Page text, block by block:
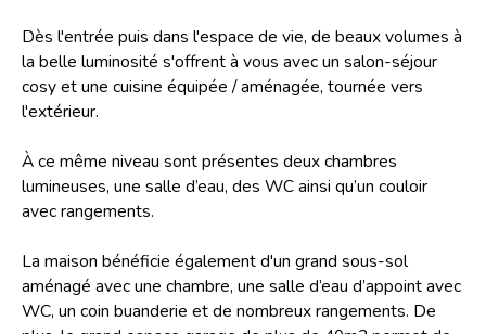
Dès l'entrée puis dans l'espace de vie, de beaux volumes à
la belle luminosité s'offrent à vous avec un salon-séjour
cosy et une cuisine équipée / aménagée, tournée vers
l'extérieur.
À ce même niveau sont présentes deux chambres
lumineuses, une salle d’eau, des WC ainsi qu’un couloir
avec rangements.
La maison bénéficie également d'un grand sous-sol
aménagé avec une chambre, une salle d’eau d’appoint avec
WC, un coin buanderie et de nombreux rangements. De